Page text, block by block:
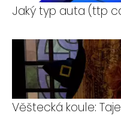
Jaký typ auta (ttp
Věštecká koule: